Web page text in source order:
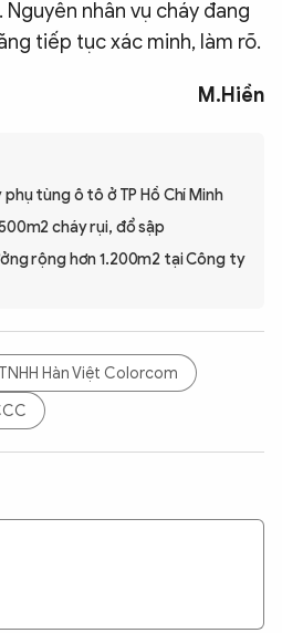
nhân vụ cháy đang
tiếp tục xác minh, làm rõ.​
M.Hiền
tùng ô tô ở TP Hồ Chí Minh
cháy rụi, đổ sập
rộng hơn 1.200m2 tại Công ty
Hàn Việt Colorcom